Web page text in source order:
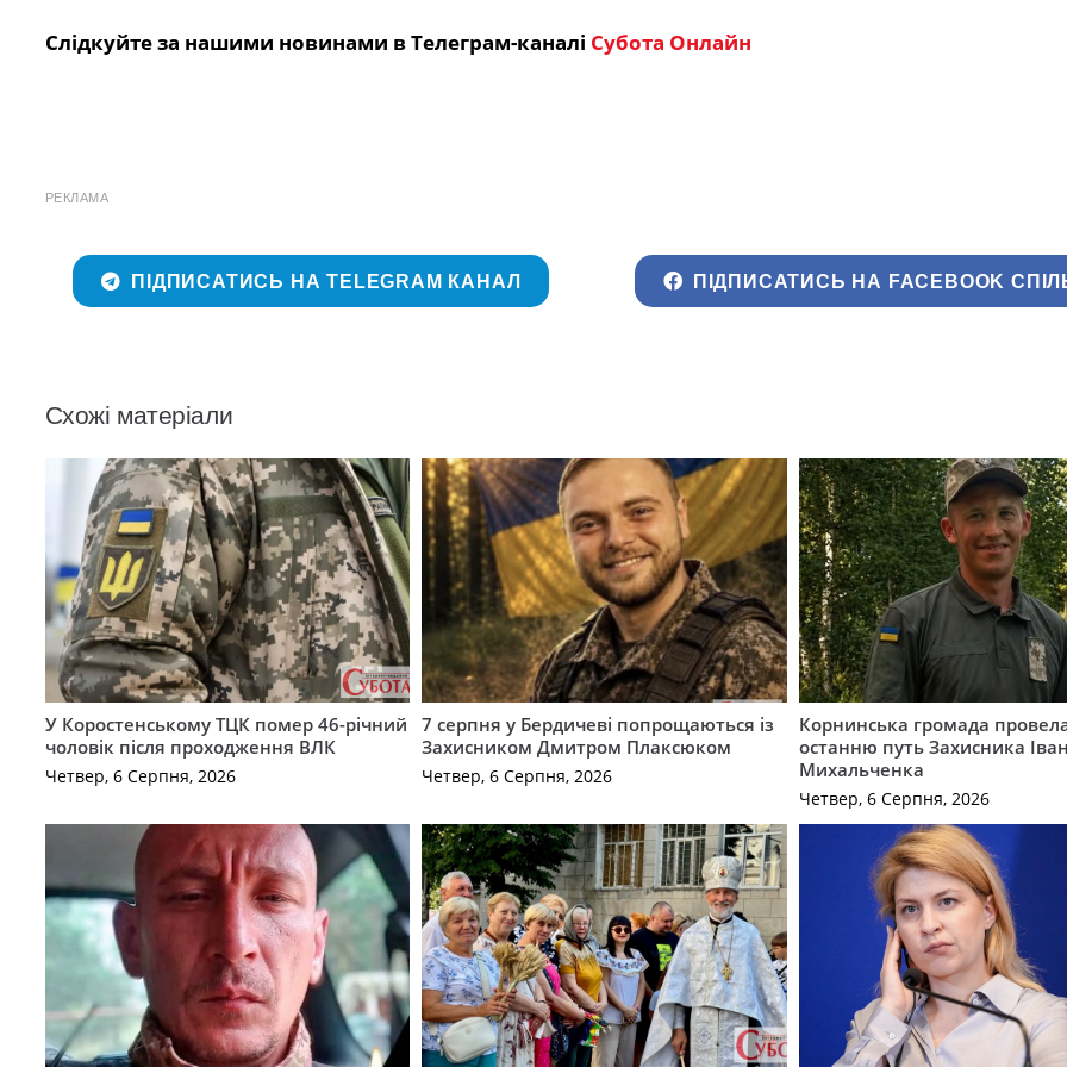
Слідкуйте за нашими новинами в Телеграм-каналі Субота Онлайн
РЕКЛАМА
ПІДПИСАТИСЬ НА TELEGRAM КАНАЛ ПІДПИСАТИСЬ НА FACEBOOK
Схожі матеріали
У Коростенському ТЦК помер 46-річний
чоловік після проходження ВЛК
Четвер, 6 Серпня, 2026
7 серпня у Бердичеві попрощаються із
Захисником Дмитром Плаксюком
Четвер, 6 Серпня, 2026
Корнинська громада
останню путь Захисника
Михальченка
Четвер, 6 Серпня, 2026